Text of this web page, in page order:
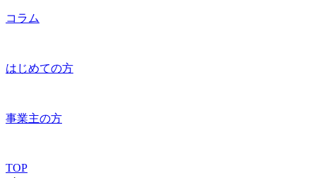
コラム
はじめての方
事業主の方
TOP